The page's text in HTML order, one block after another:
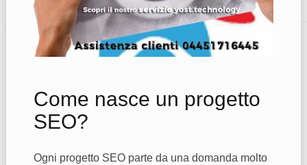
Come nasce un progetto
SEO?
Ogni progetto SEO parte da una domanda molto